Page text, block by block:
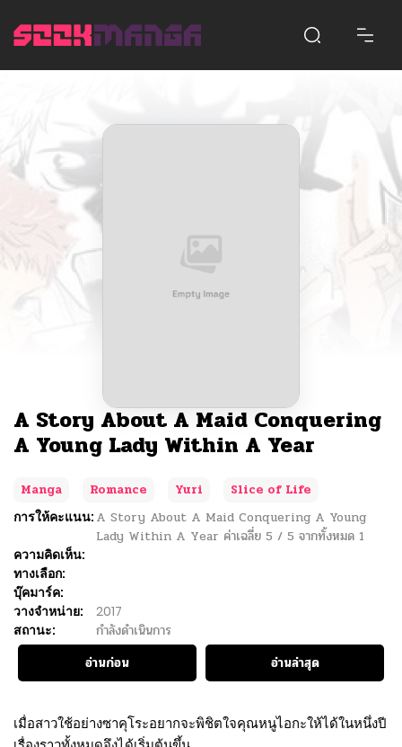
A Story About A Maid Conquering
A Young Lady Within A Year
Manga Romance Yuri
Slice of Life
การให้คะแนน: A Story About A Maid Conquering A Young
Lady Within A Year ค่าเฉลี่ย 5 / 5 จากทั้งหมด 1
ความคิดเห็น:
ทางเลือก:
บุ๊คมาร์ค:
วางจำหน่าย:
2017
สถานะ:
กำลังดำเนินการ
อ่านก่อน
อ่านล่าสุด
เมื่อสาวใช้อย่างซาคุโระอยากจะพิชิตใจคุณหนูไอกะให้ได้ในหนึ่งปี